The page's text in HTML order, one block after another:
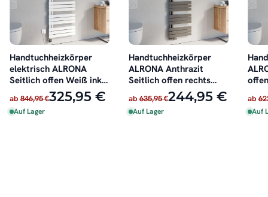
Handtuchheizkörper
elektrisch ALRONA
Seitlich offen Weiß inkl.
ab 846,95 €325,95 €
Auf Lager
Handtuchheizkörper
ALRONA Anthrazit
Seitlich offen rechts
oder links
ab 635,95 €244,95 €
Auf Lager
ab
Auf